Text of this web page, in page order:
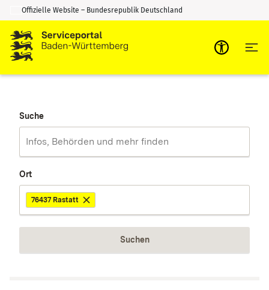
Zum Inhalt springen
Zur Suche springen
Offizielle Website – Bundesrepublik Deutschland
Suche
Ort
76437 Rastatt
Suchen